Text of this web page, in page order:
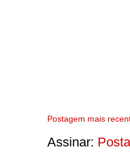
Postagem mais
Assinar: